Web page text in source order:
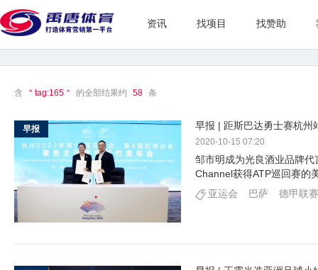
资讯 找项目 找赞助
含 ＂tag:165＂ 的全部结果约 58 条
早报 | 距斯巴达勇士赛杭州
2020-10-15 07:20
邹市明成为光良酒业品牌
Channel获得ATP巡回赛的
亚运会
巴萨 德甲联赛
早报